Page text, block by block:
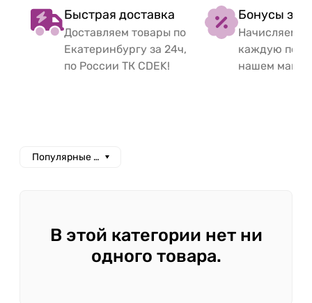
Быстрая доставка
Доставляем товары по
Екатеринбургу за 24ч,
по России ТК CDEK!
Бонусы за
Начисляем
каждую
нашем
Популярные сначала
В этой категории нет ни
одного товара.